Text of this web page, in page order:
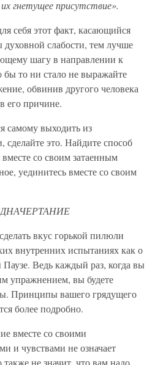
их гнетущее присутствие».
себя этот факт, касающийся
слабости, тем лучше
шагу в направлении к
то ни стало не выражайте
обвинив другого человека
его причине.
самому выходить из
это. Найдите способ
со своим затаенным
уединитесь вместе со своим
вкус горькой пилюли
внутренних испытаниях как о
Ведь каждый раз, когда вы
упражнением, вы будете
Принципы вашего грядущего
более подробно.
вместе со своими
и чувствами не означает
не значит, что вам надо